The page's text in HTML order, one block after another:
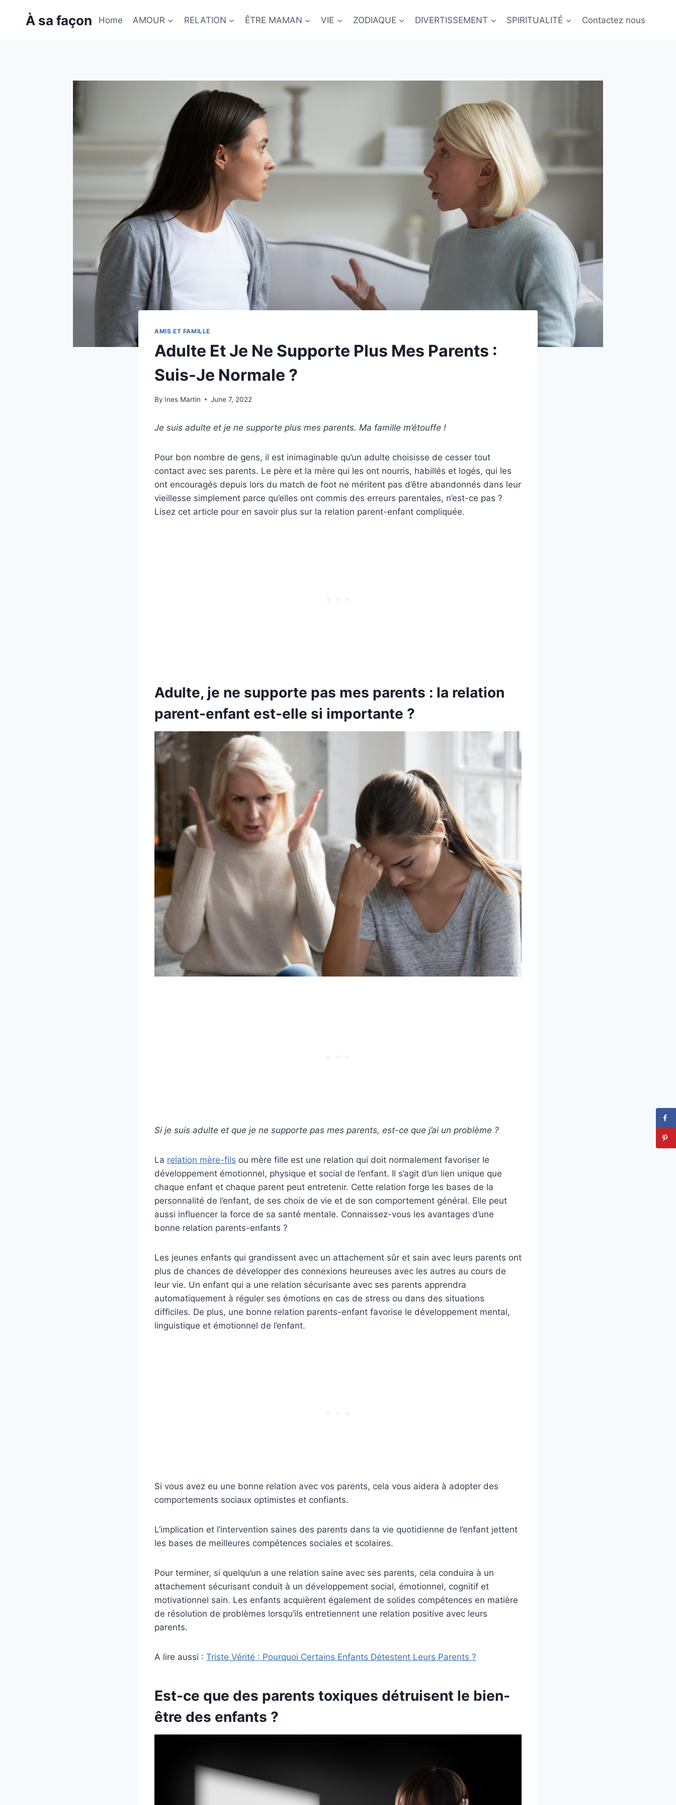
À sa façon Home AMOUR RELATION ÊTRE MAMAN VIE ZODIAQUE DIVERTISSEMENT SPIRITUALITÉ Contactez nous
AMIS ET FAMILLE
Adulte Et Je Ne Supporte Plus Mes Parents :
Suis-Je Normale ?
By Ines Martin June 7, 2022
Je suis adulte et je ne supporte plus mes parents. Ma famille m’étouffe !
Pour bon nombre de gens, il est inimaginable qu’un adulte choisisse de cesser tout
contact avec ses parents. Le père et la mère qui les ont nourris, habillés et logés, qui les
ont encouragés depuis lors du match de foot ne méritent pas d’être abandonnés dans leur
vieillesse simplement parce qu’elles ont commis des erreurs parentales, n’est-ce pas ?
Lisez cet article pour en savoir plus sur la relation parent-enfant compliquée.
Adulte, je ne supporte pas mes parents : la relation
parent-enfant est-elle si importante ?
Si je suis adulte et que je ne supporte pas mes parents, est-ce que j’ai un problème ?
La relation mère-fils ou mère fille est une relation qui doit normalement favoriser le
développement émotionnel, physique et social de l’enfant. Il s’agit d’un lien unique que
chaque enfant et chaque parent peut entretenir. Cette relation forge les bases de la
personnalité de l’enfant, de ses choix de vie et de son comportement général. Elle peut
aussi influencer la force de sa santé mentale. Connaissez-vous les avantages d’une
bonne relation parents-enfants ?
Les jeunes enfants qui grandissent avec un attachement sûr et sain avec leurs parents ont
plus de chances de développer des connexions heureuses avec les autres au cours de
leur vie. Un enfant qui a une relation sécurisante avec ses parents apprendra
automatiquement à réguler ses émotions en cas de stress ou dans des situations
difficiles. De plus, une bonne relation parents-enfant favorise le développement mental,
linguistique et émotionnel de l’enfant.
Si vous avez eu une bonne relation avec vos parents, cela vous aidera à adopter des
comportements sociaux optimistes et confiants.
L’implication et l’intervention saines des parents dans la vie quotidienne de l’enfant jettent
les bases de meilleures compétences sociales et scolaires.
Pour terminer, si quelqu’un a une relation saine avec ses parents, cela conduira à un
attachement sécurisant conduit à un développement social, émotionnel, cognitif et
motivationnel sain. Les enfants acquièrent également de solides compétences en matière
de résolution de problèmes lorsqu’ils entretiennent une relation positive avec leurs
parents.
A lire aussi : Triste Vérité : Pourquoi Certains Enfants Détestent Leurs Parents ?
Est-ce que des parents toxiques détruisent le bien-
être des enfants ?